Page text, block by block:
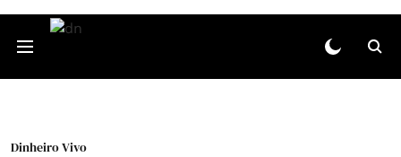
Dinheiro Vivo